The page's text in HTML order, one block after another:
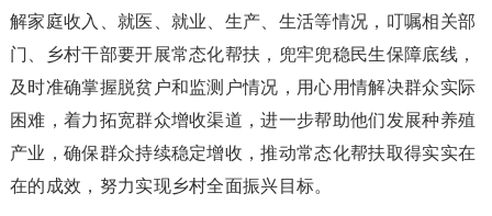
解家庭收入、就医、就业、生产、生活等情况，叮嘱相关部
门、乡村干部要开展常态化帮扶，兜牢兜稳民生保障底线，
及时准确掌握脱贫户和监测户情况，用心用情解决群众实际
困难，着力拓宽群众增收渠道，进一步帮助他们发展种养殖
产业，确保群众持续稳定增收，推动常态化帮扶取得实实在
在的成效，努力实现乡村全面振兴目标。